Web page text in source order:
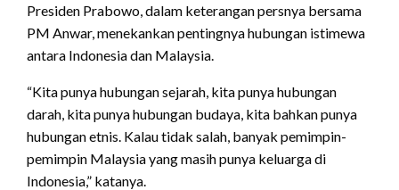
Presiden Prabowo, dalam keterangan persnya bersama
PM Anwar, menekankan pentingnya hubungan istimewa
antara Indonesia dan Malaysia.
“Kita punya hubungan sejarah, kita punya hubungan
darah, kita punya hubungan budaya, kita bahkan punya
hubungan etnis. Kalau tidak salah, banyak pemimpin-
pemimpin Malaysia yang masih punya keluarga di
Indonesia,” katanya.